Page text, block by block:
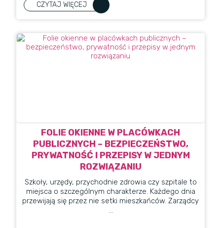
CZYTAJ WIĘCEJ
​FOLIE OKIENNE W PLACÓWKACH
PUBLICZNYCH – BEZPIECZEŃSTWO,
PRYWATNOŚĆ I PRZEPISY W JEDNYM
ROZWIĄZANIU
Szkoły, urzędy, przychodnie zdrowia czy szpitale to
miejsca o szczególnym charakterze. Każdego dnia
przewijają się przez nie setki mieszkańców. Zarządcy
...